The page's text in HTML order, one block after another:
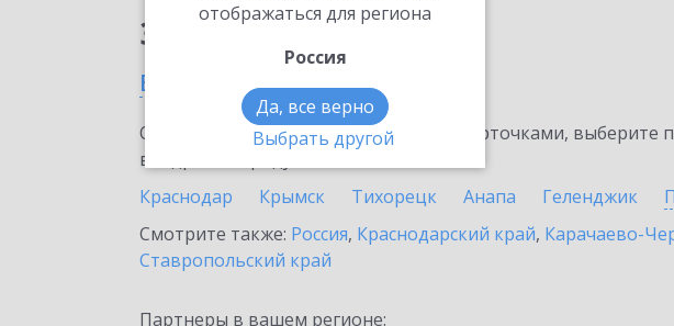
отображаться для региона
Россия
Да, все верно
Выбрать другой
Заказать 1С:МДЛП
в Новороссийске
Ознакомьтесь с информационными карточками, выберите
внедрение продукта.
Краснодар
Крымск Тихорецк Анапа Геленджик
Смотрите также: Россия, Краснодарский край, Карачаево-
Ставропольский край
Партнеры в вашем регионе: